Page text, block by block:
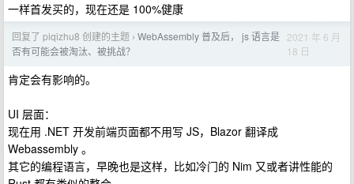
一样首发买的，现在还是 100%健康
回复了 piqizhu8 创建的主题 › WebAssembly 普及后， js 语言是
否有可能会被淘汰、被挑战？
2021 年 6 月
18 日
肯定会有影响的。
UI 层面：
现在用 .NET 开发前端页面都不用写 JS，Blazor 翻译成
Webassembly 。
其它的编程语言，早晚也是这样，比如冷门的 Nim 又或者讲性能的